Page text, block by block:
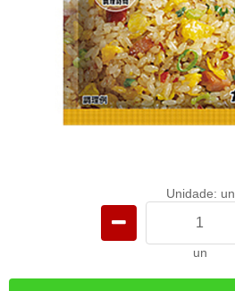
Unidade: un
un